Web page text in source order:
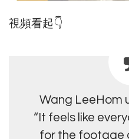
視頻看起👇
Wang LeeHom
“It feels like
for the footage